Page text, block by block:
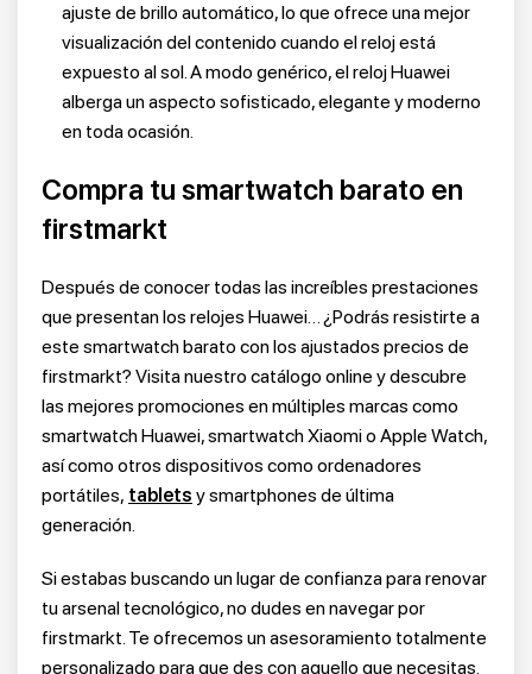
ajuste de brillo automático, lo que ofrece una mejor
visualización del contenido cuando el reloj está
expuesto al sol. A modo genérico, el reloj Huawei
alberga un aspecto sofisticado, elegante y moderno
en toda ocasión.
Compra tu smartwatch barato en
firstmarkt
Después de conocer todas las increíbles prestaciones
que presentan los relojes Huawei… ¿Podrás resistirte a
este smartwatch barato con los ajustados precios de
firstmarkt? Visita nuestro catálogo online y descubre
las mejores promociones en múltiples marcas como
smartwatch Huawei, smartwatch Xiaomi o Apple Watch,
así como otros dispositivos como ordenadores
portátiles, tablets y smartphones de última
generación.
Si estabas buscando un lugar de confianza para renovar
tu arsenal tecnológico, no dudes en navegar por
firstmarkt. Te ofrecemos un asesoramiento totalmente
personalizado para que des con aquello que necesitas.